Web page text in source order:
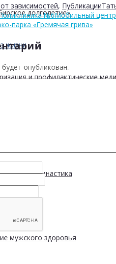
долголетие»
жизни
и профилактические
гимнастика
мужского здоровья
зависимостей, Публикации
№6Мобильный центр
парка «Гремячая грива»
опубликован.